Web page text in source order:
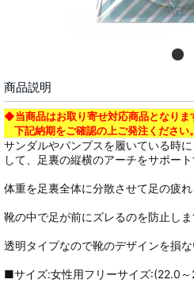
商品説明
◆当商品はお取り寄せ対応商品となりま
下記納期をご確認の上ご発注ください。
サンダルやパンプスを履いている時
して、足裏の縦横のアーチをサポート
体重を足裏全体に分散させて足の疲れ
靴の中で足が前にズレるのを防止しま
透明タイプなので靴のデザインを損な
■サイズ:女性用フリーサイズ:(22.0